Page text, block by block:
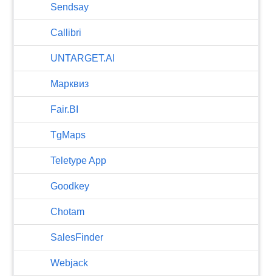
Sendsay
Callibri
UNTARGET.AI
Марквиз
Fair.BI
TgMaps
Teletype App
Goodkey
Chotam
SalesFinder
Webjack